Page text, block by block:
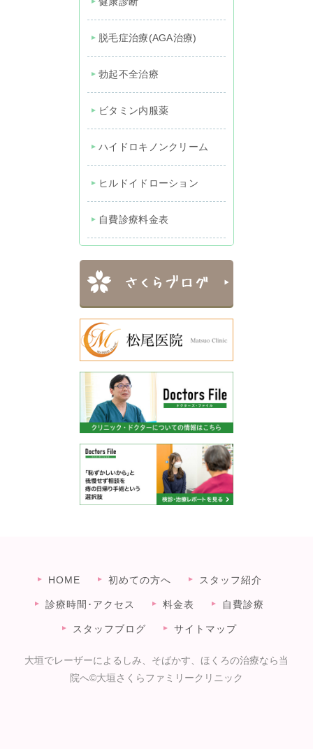
脱毛症治療(AGA治療)
勃起不全治療
ビタミン内服薬
ハイドロキノンクリーム
ヒルドイドローション
自費診療料金表
HOME 初めての方へ スタッフ紹介
診療時間･アクセス 料金表 自費診療
スタッフブログ サイトマップ
大垣でレーザーによるしみ、そばかす、ほくろの治療なら当
院へ©大垣さくらファミリークリニック